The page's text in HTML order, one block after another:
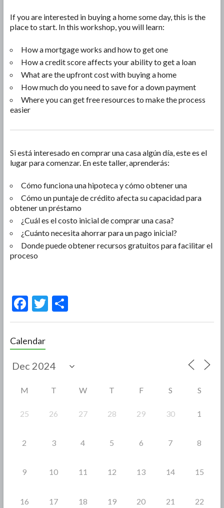
If you are interested in buying a home some day, this is the
place to start. In this workshop, you will learn:
How a mortgage works and how to get one
How a credit score affects your ability to get a loan
What are the upfront cost with buying a home
How much do you need to save for a down payment
Where you can get free resources to make the process
easier
Si está interesado en comprar una casa algún día, este es el
lugar para comenzar. En este taller, aprenderás:
Cómo funciona una hipoteca y cómo obtener una
Cómo un puntaje de crédito afecta su capacidad para
obtener un préstamo
¿Cuál es el costo inicial de comprar una casa?
¿Cuánto necesita ahorrar para un pago inicial?
Donde puede obtener recursos gratuitos para facilitar el
proceso
F
e
b
o
T S
Calendar
M T W T F S S
25 26 27 28 29 30 1
2 3 4 5 6 7 8
9 10 11 12 13 14 15
16 17 18 19 20 21 22